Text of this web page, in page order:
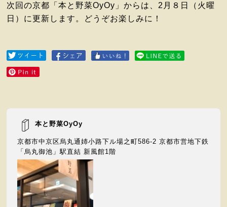
次回の京都「本と野菜OyOy」からは、2月８日（火曜
日）に更新します。どうぞお楽しみに！
本と野菜OyOy
京都市中京区烏丸通姉⼩路下ル場之町586-2 京都市営地下鉄
「烏丸御池」駅直結 新⾵館1階